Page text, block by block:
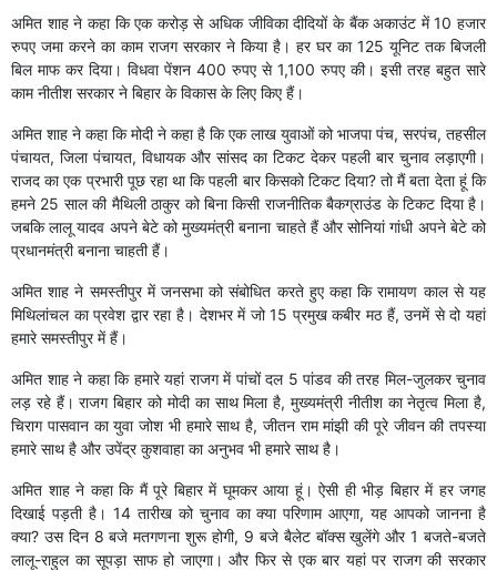
अमित शाह ने कहा कि एक करोड़ से अधिक जीविका दीदियों के बैंक अकाउंट में 10 हजार
रुपए जमा करने का काम राजग सरकार ने किया है। हर घर का 125 यूनिट तक बिजली
बिल माफ कर दिया। विधवा पेंशन 400 रुपए से 1,100 रुपए की। इसी तरह बहुत सारे
काम नीतीश सरकार ने बिहार के विकास के लिए किए हैं।
अमित शाह ने कहा कि मोदी ने कहा है कि एक लाख युवाओं को भाजपा पंच, सरपंच, तहसील
पंचायत, जिला पंचायत, विधायक और सांसद का टिकट देकर पहली बार चुनाव लड़ाएगी।
राजद का एक प्रभारी पूछ रहा था कि पहली बार किसको टिकट दिया? तो मैं बता देता हूं कि
हमने 25 साल की मैथिली ठाकुर को बिना किसी राजनीतिक बैकग्राउंड के टिकट दिया है।
जबकि लालू यादव अपने बेटे को मुख्यमंत्री बनाना चाहते हैं और सोनियां गांधी अपने बेटे को
प्रधानमंत्री बनाना चाहती हैं।
अमित शाह ने समस्तीपुर में जनसभा को संबोधित करते हुए कहा कि रामायण काल से यह
मिथिलांचल का प्रवेश द्वार रहा है। देशभर में जो 15 प्रमुख कबीर मठ हैं, उनमें से दो यहां
हमारे समस्तीपुर में हैं।
अमित शाह ने कहा कि हमारे यहां राजग में पांचों दल 5 पांडव की तरह मिल-जुलकर चुनाव
लड़ रहे हैं। राजग बिहार को मोदी का साथ मिला है, मुख्यमंत्री नीतीश का नेतृत्व मिला है,
चिराग पासवान का युवा जोश भी हमारे साथ है, जीतन राम मांझी की पूरे जीवन की तपस्या
हमारे साथ है और उपेंद्र कुशवाहा का अनुभव भी हमारे साथ है।
अमित शाह ने कहा कि मैं पूरे बिहार में घूमकर आया हूं। ऐसी ही भीड़ बिहार में हर जगह
दिखाई पड़ती है। 14 तारीख को चुनाव का क्या परिणाम आएगा, यह आपको जानना है
क्या? उस दिन 8 बजे मतगणना शुरू होगी, 9 बजे बैलेट बॉक्स खुलेंगे और 1 बजते-बजते
लालू-राहुल का सूपड़ा साफ हो जाएगा। और फिर से एक बार यहां पर राजग की सरकार